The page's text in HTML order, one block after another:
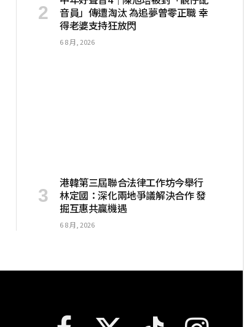
音員」傳遭淘汰 為追夢曾零正職 幸
得老婆支持狂放閃
6 8 月, 2026
港韓第三屆聯合法律工作坊今舉行
林定國：深化兩地爭議解決合作 發
掘互惠共贏機遇
6 8 月, 2026